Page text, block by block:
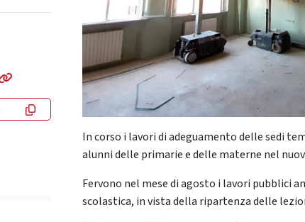
In corso i lavori di adeguamento delle sedi
alunni delle primarie e delle materne nel
Fervono nel mese di agosto i lavori pubblici
scolastica, in vista della ripartenza delle